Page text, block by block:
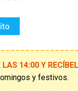
LAS 14:00 Y
y festivos.